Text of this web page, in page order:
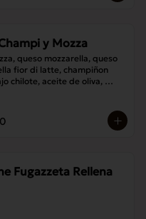
y Mozza
queso mozzarella, queso
fior di latte, champiñon
chilote, aceite de oliva,
Fugazzeta Rellena